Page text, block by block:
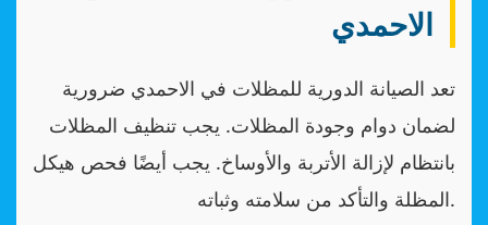
الاحمدي
تعد الصيانة الدورية للمظلات في الاحمدي ضرورية
لضمان دوام وجودة المظلات. يجب تنظيف المظلات
بانتظام لإزالة الأتربة والأوساخ. يجب أيضًا فحص هيكل
المظلة والتأكد من سلامته وثباته.